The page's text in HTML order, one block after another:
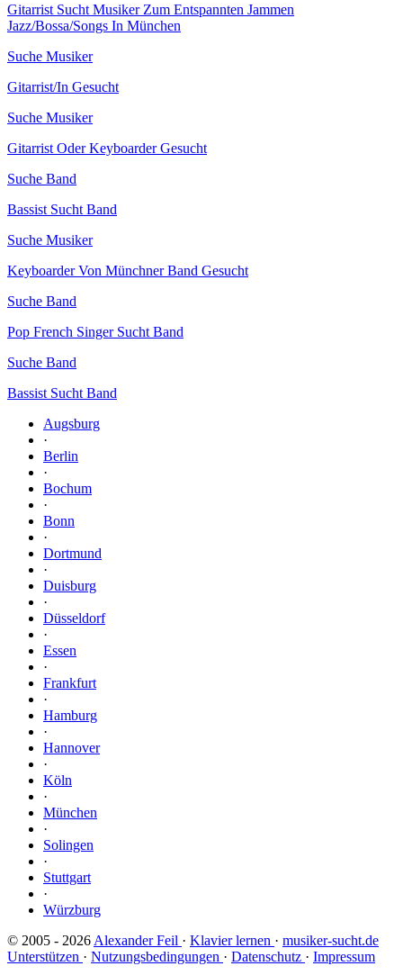
Gitarrist Sucht Musiker Zum Entspannten Jammen
Jazz/Bossa/Songs In München
Suche Musiker
Gitarrist/In Gesucht
Suche Musiker
Gitarrist Oder Keyboarder Gesucht
Suche Band
Bassist Sucht Band
Suche Musiker
Keyboarder Von Münchner Band Gesucht
Suche Band
Pop French Singer Sucht Band
Suche Band
Bassist Sucht Band
Augsburg
·
Berlin
·
Bochum
·
Bonn
·
Dortmund
·
Duisburg
·
Düsseldorf
·
Essen
·
Frankfurt
·
Hamburg
·
Hannover
·
Köln
·
München
·
Solingen
·
Stuttgart
·
Würzburg
© 2005 - 2026 Alexander Feil · Klavier lernen · musiker-sucht.de
Unterstützen · Nutzungsbedingungen · Datenschutz · Impressum